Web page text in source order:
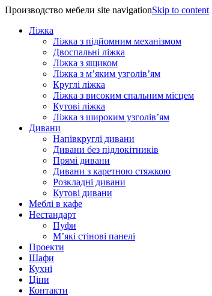
Производство мебели site navigationSkip to content
Ліжка
Ліжка з підйомним механізмом
Двоспальні ліжка
Ліжка з ящиком
Ліжка з м’яким узголів’ям
Круглі ліжка
Ліжка з високим спальним місцем
Кутові ліжка
Ліжка з широким узголів’ям
Дивани
Напівкруглі дивани
Дивани без підлокітників
Прямі дивани
Дивани з каретною стяжкою
Розкладні дивани
Кутові дивани
Меблі в кафе
Нестандарт
Пуфи
М’які стінові панелі
Проекти
Шафи
Кухні
Ціни
Контакти